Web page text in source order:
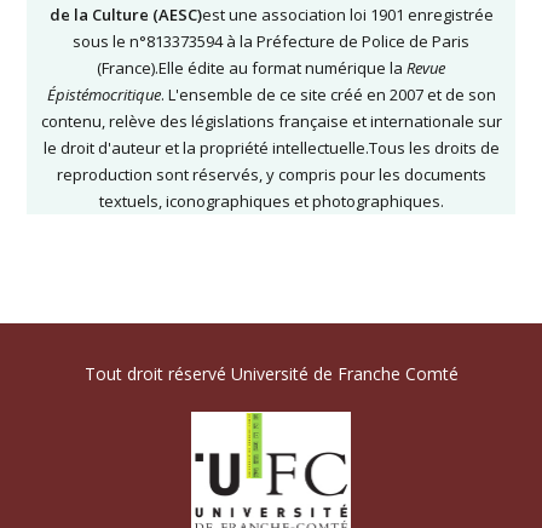
de la Culture (AESC)est une association loi 1901 enregistrée
sous le n°813373594 à la Préfecture de Police de Paris
(France).Elle édite au format numérique la Revue
Épistémocritique. L'ensemble de ce site créé en 2007 et de son
contenu, relève des législations française et internationale sur
le droit d'auteur et la propriété intellectuelle.Tous les droits de
reproduction sont réservés, y compris pour les documents
textuels, iconographiques et photographiques.
Tout droit réservé Université de Franche Comté